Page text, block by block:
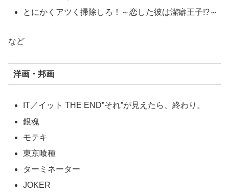
とにかくアツく掃除しろ！～恋した彼は潔癖王子!?～
など
洋画・邦画
IT／イット THE END”それ”が見えたら、終わり。
銀魂
モテキ
東京喰種
ターミネーター
JOKER